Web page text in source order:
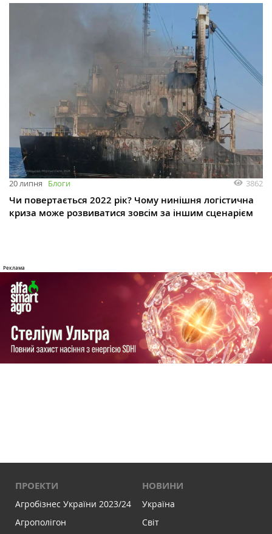
20 липня Блоги 3862
Чи повертається 2022 рік? Чому нинішня логістична
криза може розвиватися зовсім за іншим сценарієм
ПРОЕКТИ
Агробізнес України 2023/24
Агрополігон
НОВИНИ
Україна
Світ